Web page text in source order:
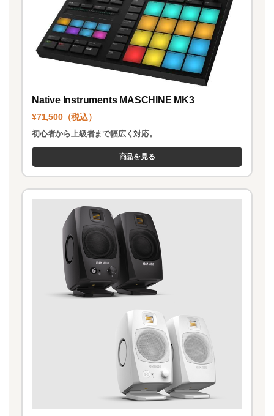
Native Instruments MASCHINE MK3
¥71,500（税込）
初心者から上級者まで幅広く対応。
商品を見る